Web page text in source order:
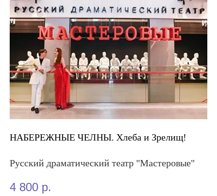
НАБЕРЕЖНЫЕ ЧЕЛНЫ. Хлеба и Зрелищ!
Русский драматический театр "Мастеровые"
4 800 р.